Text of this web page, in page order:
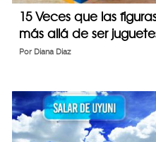
15 Veces que las
más allá de ser
Por Diana Diaz